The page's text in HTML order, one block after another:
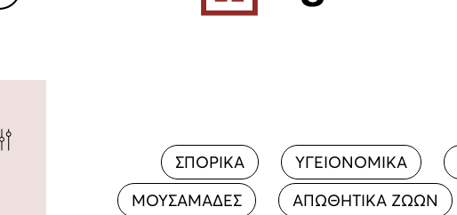
ΣΠΟΡΙΚΑ ΥΓΕΙΟΝΟΜΙΚΑ
ΜΟΥΣΑΜΑΔΕΣ
ΑΠΩΘΗΤΙΚΑ ΖΩΩΝ